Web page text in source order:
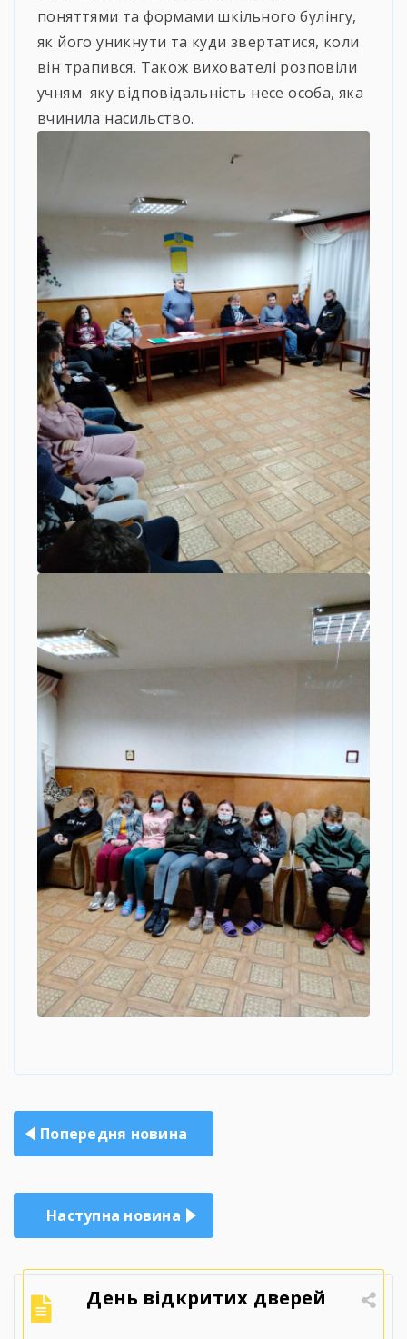
поняттями та формами шкільного булінгу,
як його уникнути та куди звертатися, коли
він трапився. Також вихователі розповіли
учням яку відповідальність несе особа, яка
вчинила насильство.
Навігація
записів
Попередня новина
Наступна новина
День відкритих дверей